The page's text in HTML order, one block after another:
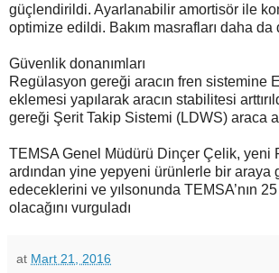
güçlendirildi. Ayarlanabilir amortisör ile
optimize edildi. Bakım masrafları daha da
Güvenlik donanımları
Regülasyon gereği aracın fren sistemine
eklemesi yapılarak aracın stabilitesi
gereği Şerit Takip Sistemi (LDWS) araca
TEMSA Genel Müdürü Dinçer Çelik, yeni
ardından yine yepyeni ürünlerle bir araya
edeceklerini ve yılsonunda TEMSA’nın
olacağını vurguladı
at Mart 21, 2016